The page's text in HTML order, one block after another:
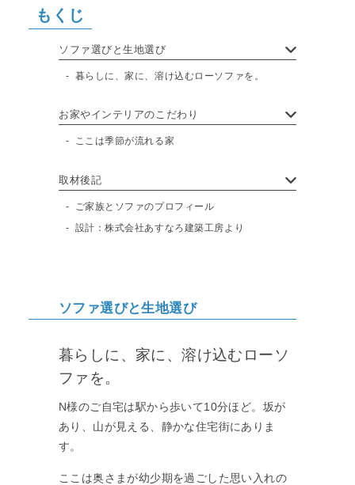
もくじ
ソファ選びと生地選び
暮らしに、家に、溶け込むローソファを。
お家やインテリアのこだわり
ここは季節が流れる家
取材後記
ご家族とソファのプロフィール
設計：株式会社あすなろ建築工房より
ソファ選びと生地選び
暮らしに、家に、溶け込むローソ
ファを。
N様のご自宅は駅から歩いて10分ほど。坂が
あり、山が見える、静かな住宅街にありま
す。
ここは奥さまが幼少期を過ごした思い入れの